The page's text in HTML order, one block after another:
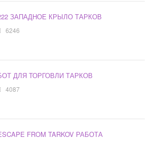
ЗАПАДНОЕ КРЫЛО ТАРКОВ
6246
ДЛЯ ТОРГОВЛИ ТАРКОВ
4087
FROM TARKOV РАБОТА